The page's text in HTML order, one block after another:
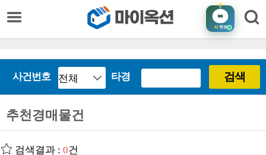
AI챗봇
사건번호 타경 검색
추천경매물건
검색결과 : 0건